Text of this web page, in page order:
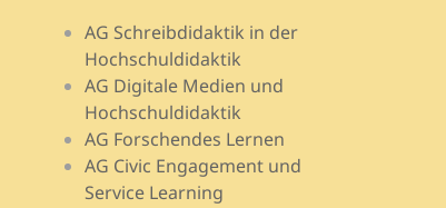
AG Schreibdidaktik in der
Hochschuldidaktik
AG Digitale Medien und
Hochschuldidaktik
AG Forschendes Lernen
AG Civic Engagement und
Service Learning